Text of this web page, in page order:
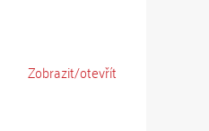
Zobrazit/otevřít